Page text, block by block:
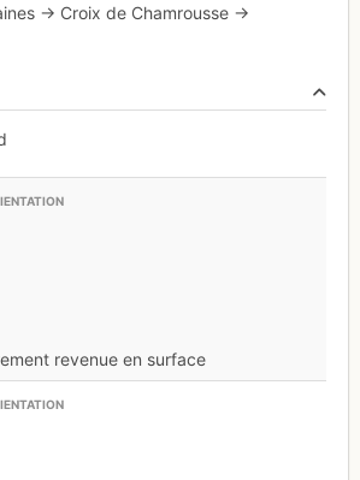
→ Croix de Chamrousse →
revenue en surface